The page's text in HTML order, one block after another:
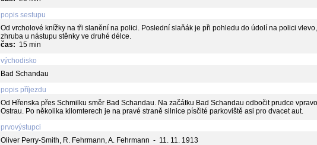
popis sestupu
Od vrcholové knížky na tři slanění na polici. Poslední slaňák je při pohledu do údolí na polici vlevo,
zhruba u nástupu stěnky ve druhé délce.
čas: 15 min
východisko
Bad Schandau
popis příjezdu
Od Hřenska přes Schmilku směr Bad Schandau. Na začátku Bad Schandau odbočit prudce
Ostrau. Po několika kilomterech je na pravé straně silnice písčité parkoviště asi pro dvacet aut.
prvovýstupci
Oliver Perry-Smith, R. Fehrmann, A. Fehrmann - 11. 11. 1913